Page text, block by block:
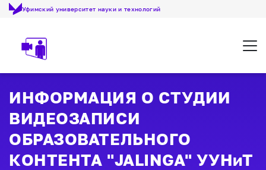
Уфимский университет науки и технологий
ИНФОРМАЦИЯ О СТУДИИ
ВИДЕОЗАПИСИ
ОБРАЗОВАТЕЛЬНОГО
КОНТЕНТА "JALINGA" УУНиТ